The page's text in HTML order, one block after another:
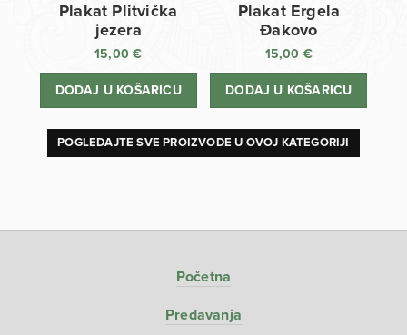
Plakat Plitvička
jezera
15,00€
DODAJ U KOŠARICU
Plakat Ergela
Đakovo
15,00 €
DODAJ U KOŠARICU
POGLEDAJTE SVE PROIZVODE U OVOJ KATEGORIJI
Početna
Predavanja